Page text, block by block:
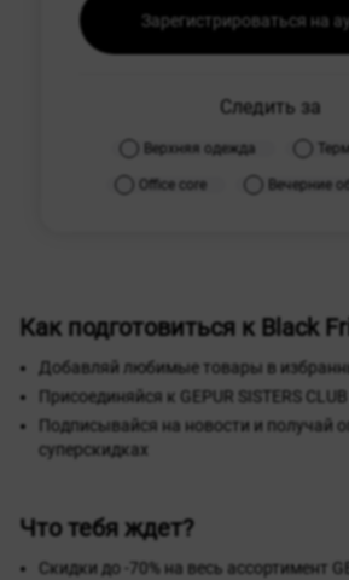
Зарегистрироваться на
Следить за
Верхняя одежда
Office core Вечерние
Как подготовиться к Black
Добавляй любимые товары в
Присоединяйся к GEPUR SISTERS CLUB
Подписывайся на новости и получай
суперскидках
Что тебя ждет?
Скидки до -70% на весь ассортимент